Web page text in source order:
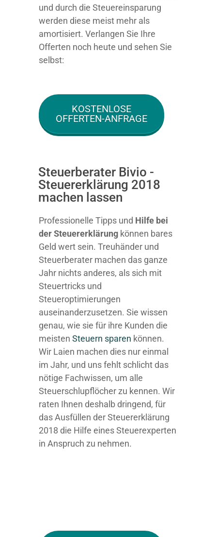
und durch die Steuereinsparung
werden diese meist mehr als
amortisiert. Verlangen Sie Ihre
Offerten noch heute und sehen Sie
selbst:
KOSTENLOSE
OFFERTEN-ANFRAGE
Steuerberater Bivio -
Steuererklärung 2018
machen lassen
Professionelle Tipps und Hilfe bei
der Steuererklärung können bares
Geld wert sein. Treuhänder und
Steuerberater machen das ganze
Jahr nichts anderes, als sich mit
Steuertricks und
Steueroptimierungen
auseinanderzusetzen. Sie wissen
genau, wie sie für ihre Kunden die
meisten Steuern sparen können.
Wir Laien machen dies nur einmal
im Jahr, und uns fehlt schlicht das
nötige Fachwissen, um alle
Steuerschlupflöcher zu kennen. Wir
raten Ihnen deshalb dringend, für
das Ausfüllen der Steuererklärung
2018 die Hilfe eines Steuerexperten
in Anspruch zu nehmen.